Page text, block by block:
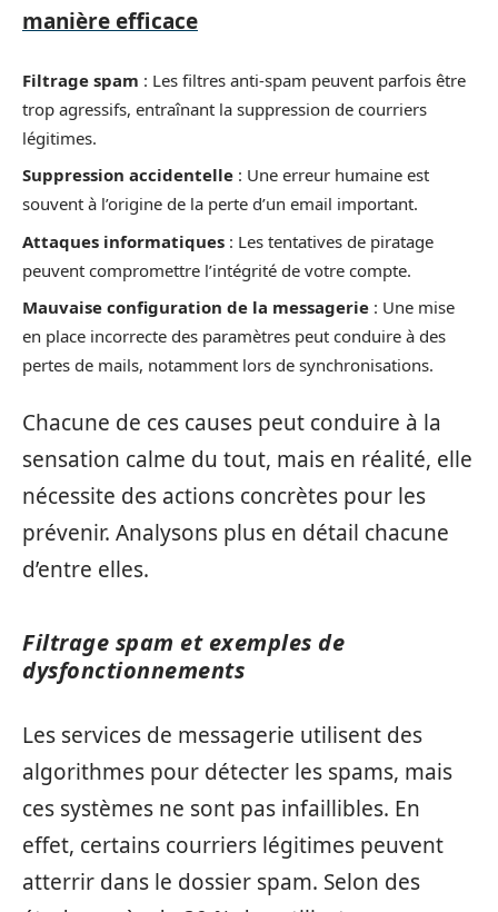
manière efficace
Filtrage spam : Les filtres anti-spam peuvent parfois être
trop agressifs, entraînant la suppression de courriers
légitimes.
Suppression accidentelle : Une erreur humaine est
souvent à l’origine de la perte d’un email important.
Attaques informatiques : Les tentatives de piratage
peuvent compromettre l’intégrité de votre compte.
Mauvaise configuration de la messagerie : Une mise
en place incorrecte des paramètres peut conduire à des
pertes de mails, notamment lors de synchronisations.
Chacune de ces causes peut conduire à la
sensation calme du tout, mais en réalité, elle
nécessite des actions concrètes pour les
prévenir. Analysons plus en détail chacune
d’entre elles.
Filtrage spam et exemples de
dysfonctionnements
Les services de messagerie utilisent des
algorithmes pour détecter les spams, mais
ces systèmes ne sont pas infaillibles. En
effet, certains courriers légitimes peuvent
atterrir dans le dossier spam. Selon des